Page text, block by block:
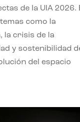
de la UIA 2026.
como la
la crisis de la
y sostenibilidad
del espacio